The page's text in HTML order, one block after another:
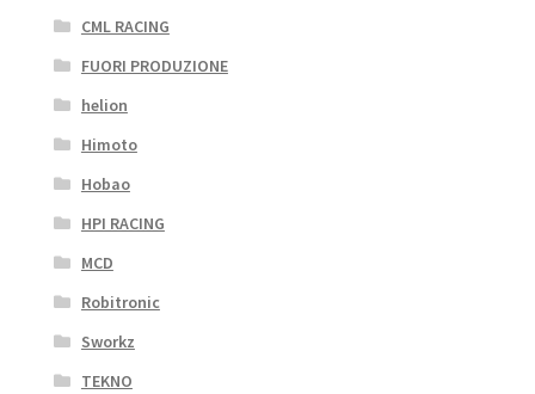
CML RACING
FUORI PRODUZIONE
helion
Himoto
Hobao
HPI RACING
MCD
Robitronic
Sworkz
TEKNO